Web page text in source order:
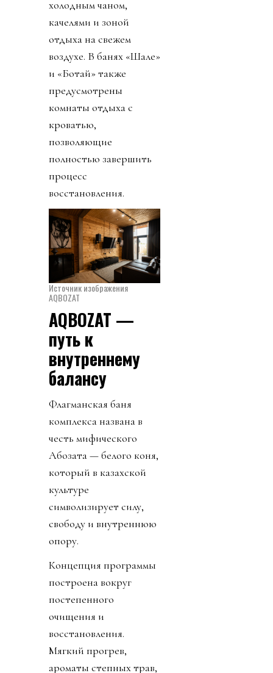
холодным чаном,
качелями и зоной
отдыха на свежем
воздухе. В банях «Шале»
и «Ботай» также
предусмотрены
комнаты отдыха с
кроватью,
позволяющие
полностью завершить
процесс
восстановления.
Источник изображения
AQBOZAT
AQBOZAT —
путь к
внутреннему
балансу
Флагманская баня
комплекса названа в
честь мифического
Ақбозата — белого коня,
который в казахской
культуре
символизирует силу,
свободу и внутреннюю
опору.
Концепция программы
построена вокруг
постепенного
очищения и
восстановления.
Мягкий прогрев,
ароматы степных трав,